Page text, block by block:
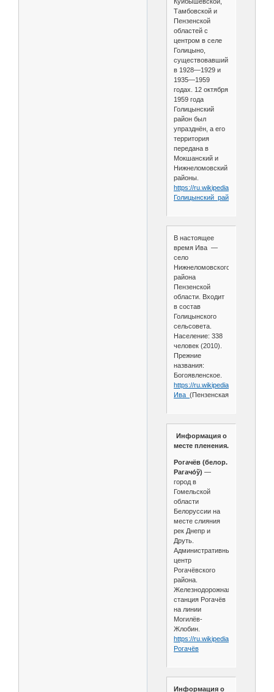
Тамбовской и
Пензенской
областей с
центром в селе
Голицыно,
существовавший
в 1928—1929 и
1935—1959
годах. 12 октября
1959 года
Голицынский
район был
упразднён, а его
территория
передана в
Мокшанский и
Нижнеломовский
районы.
https://ru.wikipedia.org/wiki/
Голицынский_район
В настоящее
время Ива —
село
Нижнеломовского
района
Пензенской
области. Входит
в состав
Голицынского
сельсовета.
Население: 338
человек (2010).
Прежние
названия:
Богоявленское.
https://ru.wikipedia.org/wiki/
Ива_ (Пензенская_область)
Информация о
месте пленения.
Рогачёв (белор.
Рагачо́ў) —
город в
Гомельской
области
Белоруссии на
месте слияния
рек Днепр и
Друть.
Административный
центр
Рогачёвского
района.
Железнодорожная
станция Рогачёв
на линии
Могилёв-
Жлобин.
https://ru.wikipedia.org/wiki/
Рогачёв
Информация о